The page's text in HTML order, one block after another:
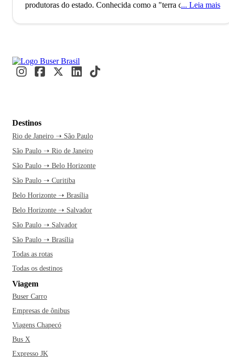
produtoras do estado. Conhecida como a "terra da uva e do
Turística do Vinho, que é uma das principais atrações da
cidade, promete encantar os visitantes com o sabor dos
você aproveita o conforto e o tempo livre para relaxar, sem
se preocupar com a direção. O atendimento está disponível
24h, garantindo segurança e facilidade na sua experiência.
Quando o ônibus chega à rodoviária, você já pode sentir a
energia única do lugar.
Experimente as delícias locais na Adega Maziero, onde você
pode se sentar calmamente para um bom vinho. Se estiver
procurando mais cultura, vá até o Teatro Polytheama e
aproveite um dos espetáculos. Curtiu? Então prepare-se e vá
logo para Jundiaí!
Leia mais
Destinos
Rio de Janeiro ➝ São Paulo
São Paulo ➝ Rio de Janeiro
São Paulo ➝ Belo Horizonte
São Paulo ➝ Curitiba
Belo Horizonte ➝ Brasília
Belo Horizonte ➝ Salvador
São Paulo ➝ Salvador
São Paulo ➝ Brasília
Todas as rotas
Todas os destinos
Viagem
Buser Carro
Empresas de ônibus
Viagens Chapecó
Bus X
Expresso JK